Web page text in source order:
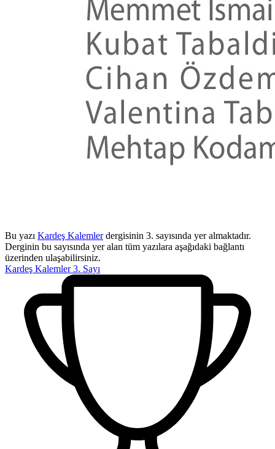
Bu yazı Kardeş Kalemlerdergisinin 3. sayısında yer almaktadır.
Derginin bu sayısında yer alan tüm yazılara aşağıdaki bağlantı
üzerinden ulaşabilirsiniz.
Kardeş Kalemler 3. Sayı